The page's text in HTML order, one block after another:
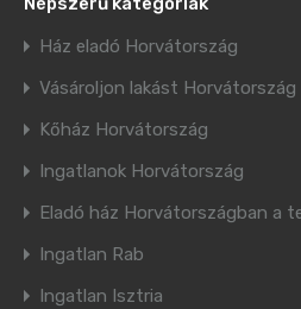
Ház eladó Horvátország
Vásároljon lakást Horvátország
Kőház Horvátország
Ingatlanok Horvátország
Eladó ház Horvátországban a
Ingatlan Rab
Ingatlan Isztria